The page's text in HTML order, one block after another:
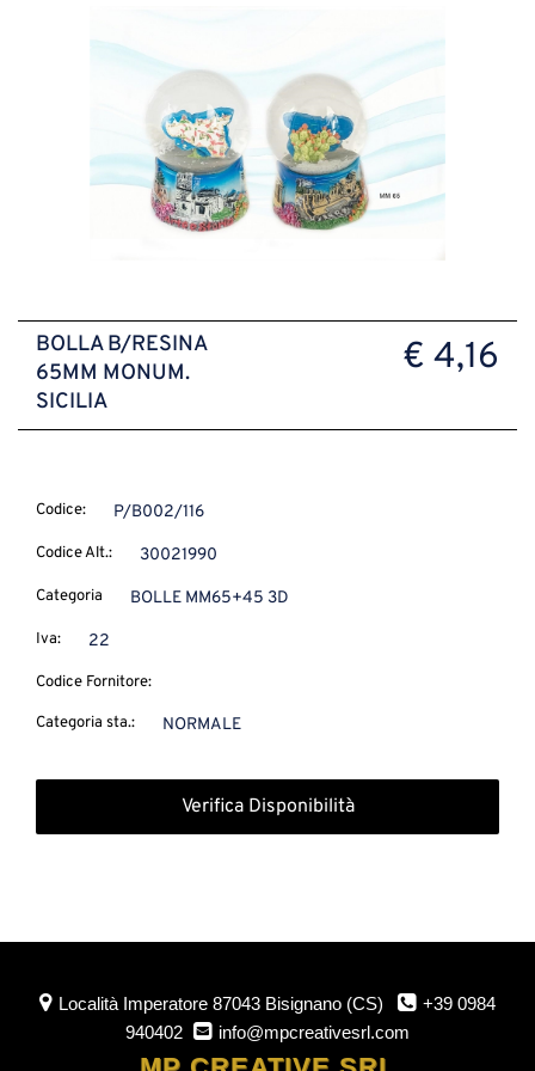
BOLLA B/RESINA
65MM MONUM.
SICILIA
€ 4,16
Codice: P/B002/116
Codice Alt.: 30021990
Categoria BOLLE MM65+45 3D
Iva: 22
Codice Fornitore:
Categoria sta.: NORMALE
Verifica Disponibilità
Località Imperatore87043 Bisignano (CS)
+39 0984
940402
info@mpcreativesrl.com